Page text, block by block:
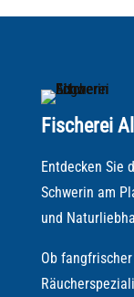
Fischerei
Entdecken Sie
Schwerin am
und
Ob